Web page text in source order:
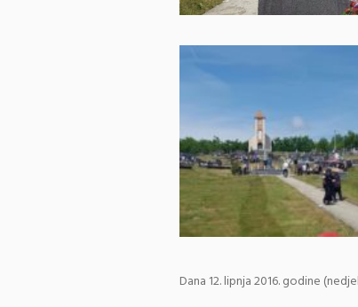
Dana 12. lipnja 2016. godine